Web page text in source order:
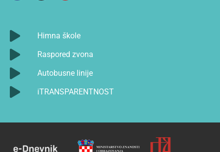
Himna škole
Raspored zvona
Autobusne linije
iTRANSPARENTNOST